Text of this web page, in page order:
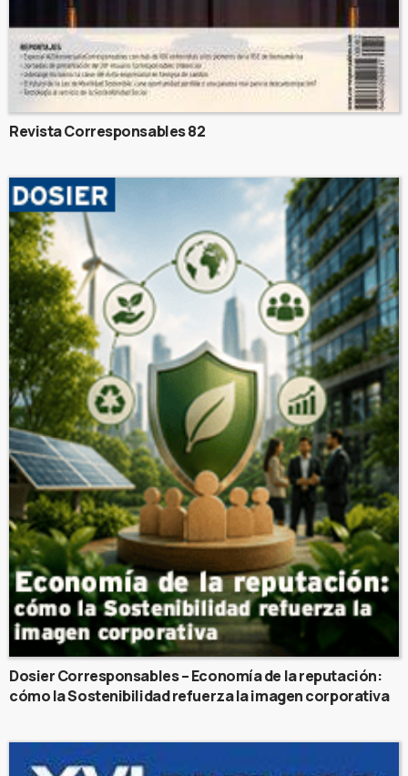
Revista Corresponsables 82
Dosier Corresponsables – Economía de la reputación:
cómo la Sostenibilidad refuerza la imagen corporativa